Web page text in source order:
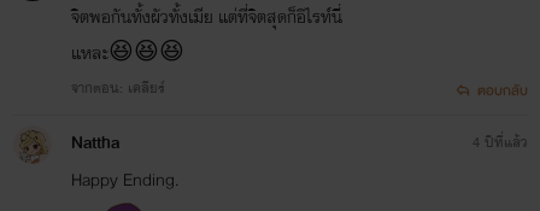
จิตพอกันทั้งผัวทั้งเมีย แต่ที่จิตสุดก็อิไรท์นี่
แหละ😆😆😆
จากตอน: เคลียร์ ตอบกลับ
Nattha
Happy Ending.
4 ปีที่แล้ว